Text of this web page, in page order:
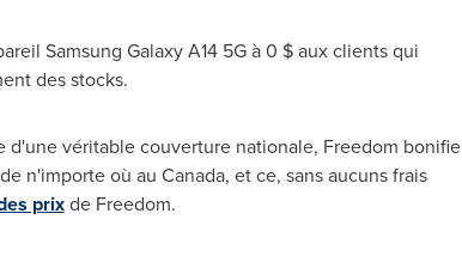
Samsung Galaxy A14 5G à 0 $ aux clients qui
des stocks.
véritable couverture nationale, Freedom bonifie
n'importe où au Canada, et ce, sans aucuns frais
prixde Freedom.